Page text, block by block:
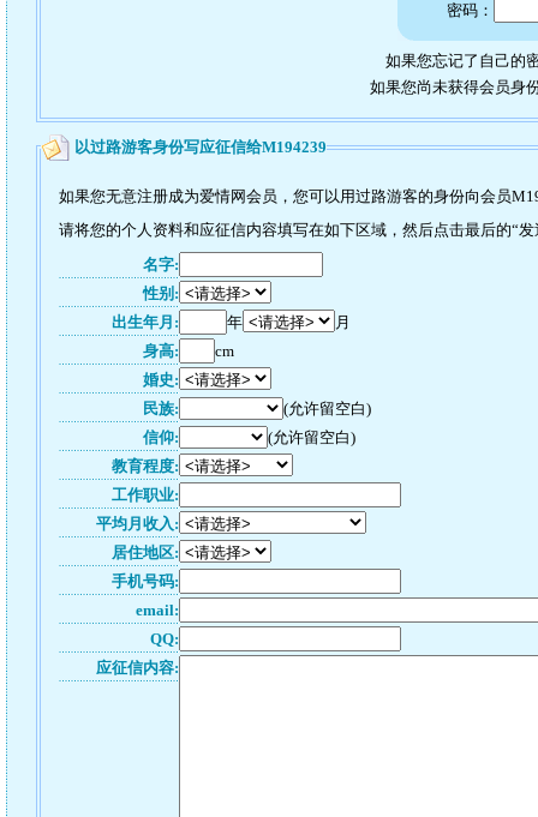
密码：
如果您忘记了自己的
如果您尚未获得会员身
以过路游客身份写应征信给M194239
如果您无意注册成为爱情网会员，您可以用过路游客的身份向会员
请将您的个人资料和应征信内容填写在如下区域，然后点击最后的“
名字:
性别:
出生年月:
年
月
身高:
cm
婚史:
民族:
(允许留空白)
信仰:
(允许留空白)
教育程度:
工作职业:
平均月收入:
居住地区:
手机号码:
email:
QQ:
应征信内容: